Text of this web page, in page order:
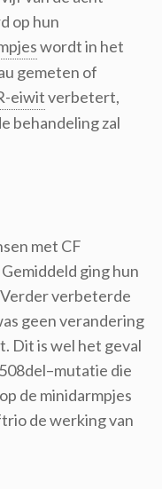
op hun
wordtin het
gemeten of
eiwit verbetert,
behandelingzal
met CF
Gemiddeld ging hun
Verderverbeterde
geen verandering
. Dit is wel het geval
–mutatie die
de minidarmpjes
de werking van